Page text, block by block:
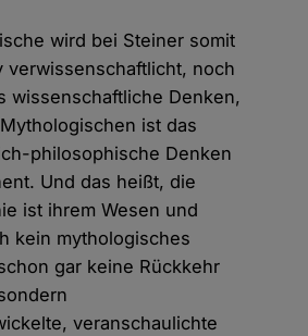
wird bei Steiner somit
verwissenschaftlicht, noch
wissenschaftliche Denken,
ist das
philosophische Denken
Und das heißt, die
ist ihrem Wesen und
kein mythologisches
gar keine Rückkehr
veranschaulichte